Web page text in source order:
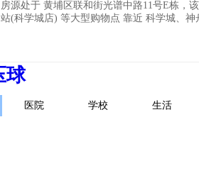
房源处于 黄埔区联和街光谱中路11号E栋，
站(科学城店) 等大型购物点 靠近 科学城、